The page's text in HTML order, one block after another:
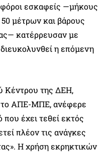
εσκαφείς —μήκους
μέτρων και βάρους
κατέρρευσαν με
η επόμενη
Κέντρου της ΔΕΗ,
ΑΠΕ-ΜΠΕ, ανέφερε
που έχει τεθεί εκτός
πλέον τις ανάγκες
Η χρήση εκρηκτικών